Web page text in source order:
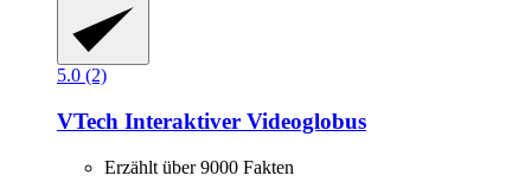
5.0 (2)
VTech Interaktiver Videoglobus
Erzählt über 9000 Fakten